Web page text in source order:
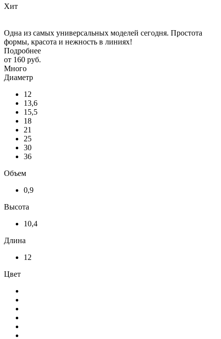
Хит
Одна из самых универсальных моделей сегодня. Простота
формы, красота и нежность в линиях!
Подробнее
от 160 руб.
Много
Диаметр
12
13,6
15,5
18
21
25
30
36
Объем
0,9
Высота
10,4
Длина
12
Цвет